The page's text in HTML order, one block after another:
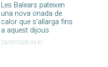
Les Balears pateixen
una nova onada de
calor que s’allarga fins
a aquest dijous
20/07/2026 03:47